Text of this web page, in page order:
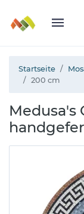
Startseite
200 cm
Medusa's